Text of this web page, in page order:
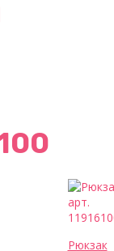
Рюкзак